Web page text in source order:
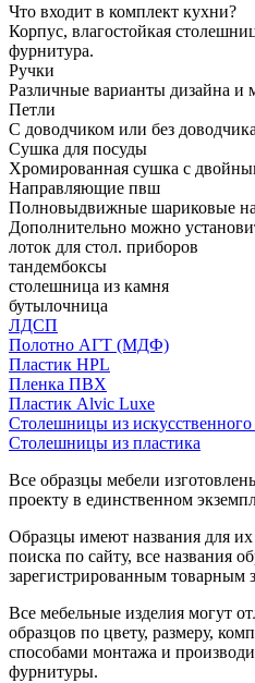
Что входит в комплект кухни?
Корпус, влагостойкая
фурнитура.
Ручки
Различные варианты дизайна и
Петли
С доводчиком или без
Сушка для посуды
Хромированная сушка с
Направляющие пвш
Полновыдвижные шариковые
Дополнительно можно
лоток для стол. приборов
тандембоксы
столешница из камня
бутылочница
ЛДСП
Полотно АГТ (МДФ)
Пластик HPL
Пленка ПВХ
Пластик Alvic Luxe
Столешницы из
Столешницы из пластика
Все образцы мебели
проекту в единственном
Образцы имеют названия для их
поиска по сайту, все названия
зарегистрированным товарным
Все мебельные изделия могут
образцов по цвету, размеру,
способами монтажа и
фурнитуры.